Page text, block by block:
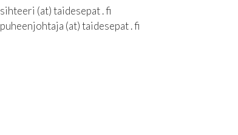
sihteeri (at) taidesepat . fi
puheenjohtaja (at) taidesepat . fi